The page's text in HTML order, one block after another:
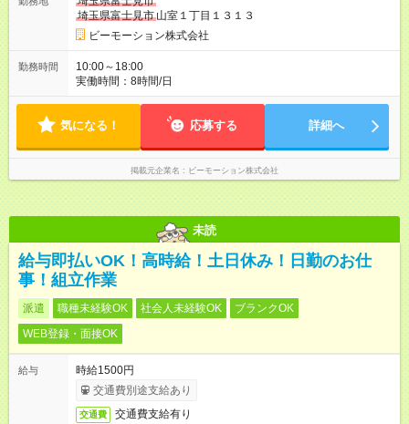
埼玉県富士見市 山室１丁目１３１３
ビーモーション株式会社
勤務時間
10:00～18:00
実働時間：8時間/日
気になる！ 応募する 詳細へ
掲載元企業名 ビーモーション株式会社
未読
給与即払いOK！高時給！土日休み！日勤のお仕
事！組立作業
派遣 職種未経験OK 社会人未経験OK
ブランクOK
WEB登録・面接OK
給与
時給1500円
交通費別途支給あり
交通費 交通費支給有り